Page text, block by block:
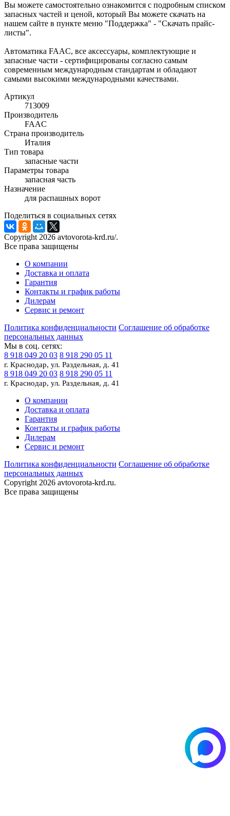
Вы можете самостоятельно ознакомится с подробным списком
запасных частей и ценой, который Вы можете скачать на
нашем сайте в пункте меню "Поддержка" - "Скачать прайс-
листы".
Автоматика FAAC, все аксессуары, комплектующие и
запасные части - сертифицированы согласно самым
современным международным стандартам и обладают
самыми высокими международными качествами.
Артикул
713009
Производитель
FAAC
Страна производитель
Италия
Тип товара
запасные части
Параметры товара
запасная часть
Назначение
для распашных ворот
Поделиться в социальных сетях
Copyright 2026 avtovorota-krd.ru/.
Все права защищены
О компании
Доставка и оплата
Гарантия
Контакты и график работы
Дилерам
Сервис и ремонт
Политика конфиденциальности Соглашение об обработке
персональных данных
Мы в соц. сетях:
8 918 049 20 03 8 918 290 05 11
г. Краснодар, ул. Раздельная, д. 41
8 918 049 20 03 8 918 290 05 11
г. Краснодар, ул. Раздельная, д. 41
О компании
Доставка и оплата
Гарантия
Контакты и график работы
Дилерам
Сервис и ремонт
Политика конфиденциальности Соглашение об обработке
персональных данных
Copyright 2026 avtovorota-krd.ru.
Все права защищены